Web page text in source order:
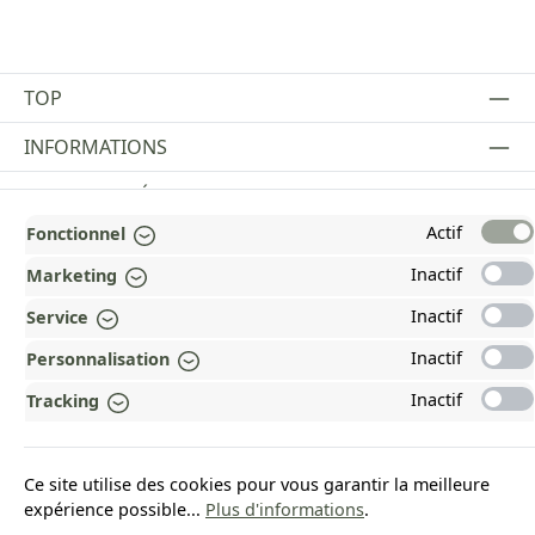
TOP
Revoke a contract
INFORMATIONS
MENTIONS LÉGALES
PAYMENT AND SHIPPING METHODS
RÉCOMPENSÉ ET CERTIFIÉ !
OUR COMMUNITIES
Fonctionnel
Actif
Marketing
Inactif
Service
Inactif
Personnalisation
Inactif
Tracking
Inactif
Ce site utilise des cookies pour vous garantir la meilleure
expérience possible... Plus d'informations.